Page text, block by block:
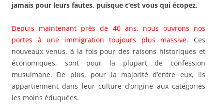
jamais pour leurs fautes, puisque c’est vous qui écopez.
Depuis maintenant près de 40 ans, nous ouvrons nos
portes à une immigration toujours plus massive. Ces
nouveaux venus, à la fois pour des raisons historiques et
économiques, sont pour la plupart de confession
musulmane. De plus, pour la majorité d’entre eux, ils
appartiennent dans leur culture d’origine aux catégories
les moins éduquées.